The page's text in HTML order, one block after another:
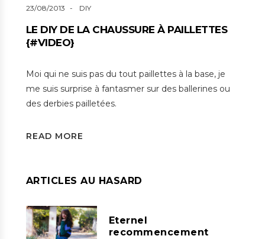
23/08/2013 DIY
LE DIY DE LA CHAUSSURE À PAILLETTES
{#VIDEO}
Moi qui ne suis pas du tout paillettes à la base, je
me suis surprise à fantasmer sur des ballerines ou
des derbies pailletées.
READ MORE
ARTICLES AU HASARD
Eternel
recommencement